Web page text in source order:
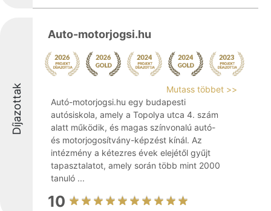
Díjazottak
Auto-motorjogsi.hu
Mutass többet >>
Autó-motorjogsi.hu egy budapesti
autósiskola, amely a Topolya utca 4. szám
alatt működik, és magas színvonalú autó-
és motorjogosítvány-képzést kínál. Az
intézmény a kétezres évek elejétől gyűjt
tapasztalatot, amely során több mint 2000
tanuló ...
10